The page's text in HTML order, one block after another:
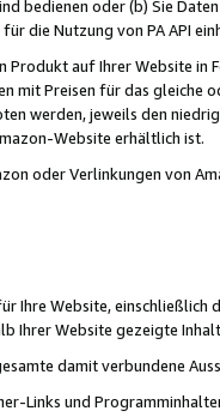
bedienen oder (b) Sie
die Nutzung von PA API
Produkt auf Ihrer Website
mit Preisen für das
werden, jeweils den
Website erhältlich ist.
oder Verlinkungen von
Ihre Website,
Ihrer Website gezeigte
damit verbundene
Links und